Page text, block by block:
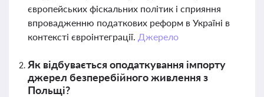
європейських фіскальних політик і сприяння
впровадженню податкових реформ в Україні в
контексті євроінтеграції. Джерело
Як відбувається оподаткування імпорту
джерел безперебійного живлення з
Польщі?